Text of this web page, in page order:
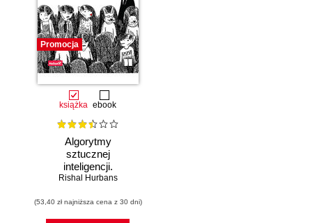
Promocja
książka ebook
Algorytmy
sztucznej
inteligencji.
Ilustrowany
Rishal Hurbans
(53,40 zł najniższa cena z 30 dni)